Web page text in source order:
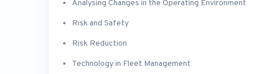
Analysing Changes in the Operating Environment
Risk and Safety
Risk Reduction
Technology in Fleet Management